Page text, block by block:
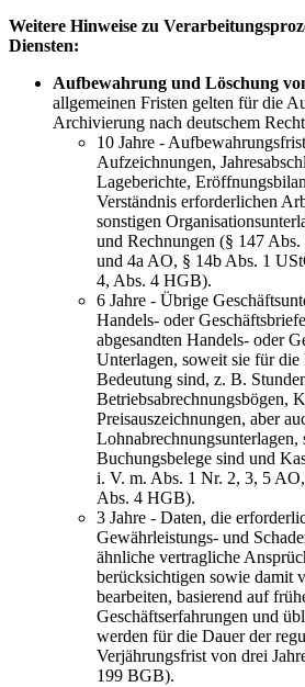
Weitere Hinweise zu
Diensten:
Aufbewahrung und Löschung
allgemeinen Fristen gelten für die
Archivierung nach deutschem
10 Jahre -
Aufzeichnungen,
Lageberichte,
Verständnis erforderlichen
sonstigen
und Rechnungen (§ 147
und 4a AO, § 14b Abs. 1
4, Abs. 4 HGB).
6 Jahre - Übrige
Handels- oder
abgesandten Handels- oder
Unterlagen, soweit sie für die
Bedeutung sind, z. B.
Betriebsabrechnungsbögen,
Preisauszeichnungen, aber
Lohnabrechnungsunterlagen,
Buchungsbelege sind und
i. V. m. Abs. 1 Nr. 2, 3, 5
Abs. 4 HGB).
3 Jahre - Daten, die
Gewährleistungs- und
ähnliche vertragliche
berücksichtigen sowie damit
bearbeiten, basierend auf
Geschäftserfahrungen und
werden für die Dauer der
Verjährungsfrist von drei
199 BGB).